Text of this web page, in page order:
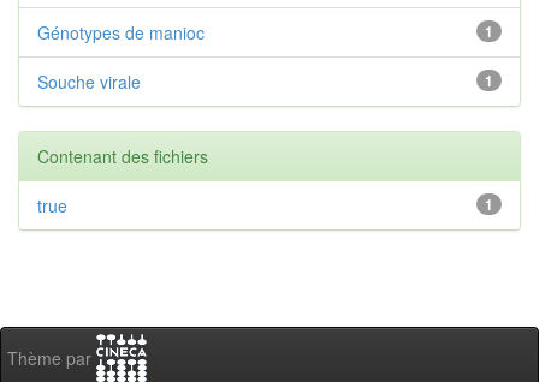
1
Génotypes de manioc
1
Souche virale
Contenant des fichiers
1
true
Thème par